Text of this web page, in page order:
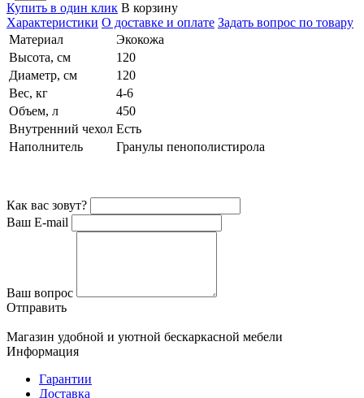
Купить в один клик В корзину
Характеристики О доставке и оплате Задать вопрос по товару
Материал
Экокожа
Высота, см
120
Диаметр, см
120
Вес, кг
4-6
Объем, л
450
Внутренний чехол Есть
Наполнитель
Гранулы пенополистирола
Как вас зовут?
Ваш E-mail
Ваш вопрос
Отправить
Магазин удобной и уютной бескаркасной мебели
Информация
Гарантии
Доставка